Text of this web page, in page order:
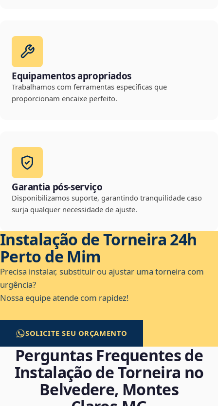
Equipamentos apropriados
Trabalhamos com ferramentas específicas que
proporcionam encaixe perfeito.
Garantia pós-serviço
Disponibilizamos suporte, garantindo tranquilidade caso
surja qualquer necessidade de ajuste.
Instalação de Torneira 24h
Perto de Mim
Precisa instalar, substituir ou ajustar uma torneira com
urgência?
Nossa equipe atende com rapidez!
SOLICITE SEU ORÇAMENTO
Perguntas Frequentes de
Instalação de Torneira no
Belvedere, Montes